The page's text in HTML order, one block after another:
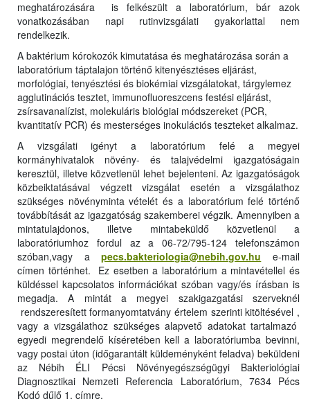
meghatározására is felkészült a laboratórium, bár azok
vonatkozásában napi rutinvizsgálati gyakorlattal nem
rendelkezik.
A baktérium kórokozók kimutatása és meghatározása során a
laboratórium táptalajon történő kitenyésztéses eljárást,
morfológiai, tenyésztési és biokémiai vizsgálatokat, tárgylemez
agglutinációs tesztet, immunofluoreszcens festési eljárást,
zsírsavanalízist, molekuláris biológiai módszereket (PCR,
kvantitatív PCR) és mesterséges inokulációs teszteket alkalmaz.
A vizsgálati igényt a laboratórium felé a megyei
kormányhivatalok növény- és talajvédelmi igazgatóságain
keresztül, illetve közvetlenül lehet bejelenteni. Az igazgatóságok
közbeiktatásával végzett vizsgálat esetén a vizsgálathoz
szükséges növényminta vételét és a laboratórium felé történő
továbbítását az igazgatóság szakemberei végzik. Amennyiben a
mintatulajdonos, illetve mintabeküldő közvetlenül a
laboratóriumhoz fordul az a06-72/795-124 telefonszámon
szóban,vagy apecs.bakteriologia@nebih.gov.hu e-mail
címen történhet. Ez esetben a laboratórium a mintavétellel és
küldéssel kapcsolatos információkat szóban vagy/és írásban is
megadja. A mintát a megyei szakigazgatási szerveknél
rendszeresített formanyomtatvány értelem szerinti kitöltésével ,
vagy a vizsgálathoz szükséges alapvető adatokat tartalmazó
egyedi megrendelő kíséretében kell a laboratóriumba bevinni,
vagy postai úton (időgarantált küldeményként feladva) beküldeni
az Nébih ÉLI Pécsi Növényegészségügyi Bakteriológiai
Diagnosztikai Nemzeti Referencia Laboratórium, 7634 Pécs
Kodó dűlő 1. címre.